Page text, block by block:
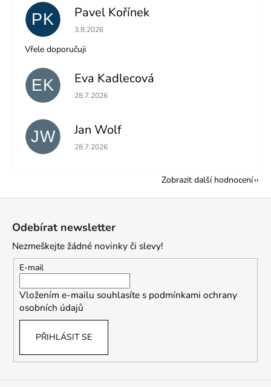
PK Pavel Kořínek
Hodnocení obchodu je 5 z 5 hvězdiček.
3.8.2026
Vřele doporučuji
EK Eva Kadlecová
Hodnocení obchodu je 5 z 5 hvězdiček.
28.7.2026
JW Jan Wolf
Hodnocení obchodu je 5 z 5 hvězdiček.
28.7.2026
Zobrazit další hodnocení
Odebírat newsletter
Nezmeškejte žádné novinky či slevy!
E-mail
Vložením e-mailu souhlasíte s podmínkami ochrany
osobních údajů
PŘIHLÁSIT SE